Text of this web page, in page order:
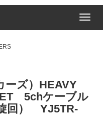
ーズ）HEAVY
5chケーブル
回） YJ5TR-